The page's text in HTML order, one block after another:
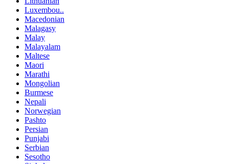
Luxembou..
Macedonian
Malagasy
Malay
Malayalam
Maltese
Maori
Marathi
Mongolian
Burmese
Nepali
Norwegian
Pashto
Persian
Punjabi
Serbian
Sesotho